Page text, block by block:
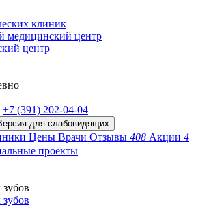
клиник
медицинский центр
центр
+7 (391) 202-04-04
для слабовидящих
Цены Врачи Отзывы 408 Акции 4
проекты